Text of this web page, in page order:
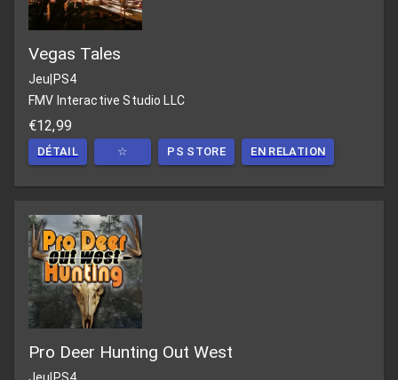
Vegas Tales
Jeu|PS4
FMV Interactive Studio LLC
€12,99
DÉTAIL ☆ PS STORE EN RELATION
Pro Deer Hunting Out West